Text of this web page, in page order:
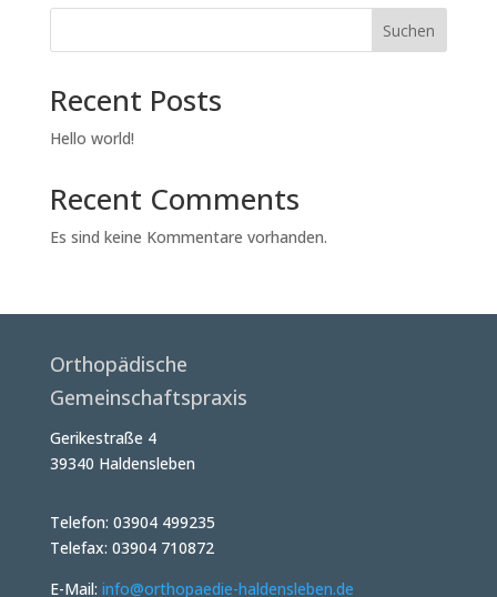
Suchen
Recent Posts
Hello world!
Recent Comments
Es sind keine Kommentare vorhanden.
Orthopädische
Gemeinschaftspraxis
Gerikestraße 4
39340 Haldensleben
Telefon: 03904 499235
Telefax: 03904 710872
E-Mail: info@orthopaedie-haldensleben.de